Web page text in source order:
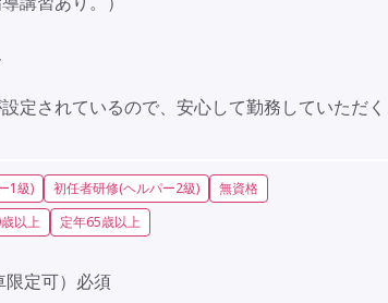
定されているので、安心して勤務していただく
1級) 初任者研修(ヘルパー2級)
無資格
以上 定年65歳以上
限定可）必須